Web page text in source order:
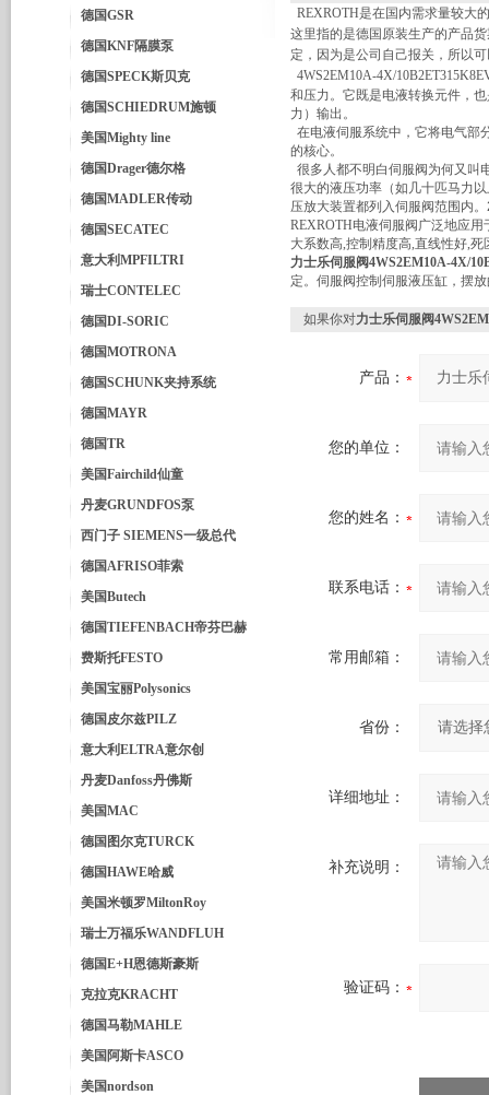
德国GSR
德国KNF隔膜泵
德国SPECK斯贝克
德国SCHIEDRUM施顿
美国Mighty line
德国Drager德尔格
德国MADLER传动
德国SECATEC
意大利MPFILTRI
瑞士CONTELEC
德国DI-SORIC
德国MOTRONA
德国SCHUNK夹持系统
德国MAYR
德国TR
美国Fairchild仙童
丹麦GRUNDFOS泵
西门子 SIEMENS一级总代
德国AFRISO菲索
美国Butech
德国TIEFENBACH帝芬巴赫
费斯托FESTO
美国宝丽Polysonics
德国皮尔兹PILZ
意大利ELTRA意尔创
丹麦Danfoss丹佛斯
美国MAC
德国图尔克TURCK
德国HAWE哈威
美国米顿罗MiltonRoy
瑞士万福乐WANDFLUH
德国E+H恩德斯豪斯
克拉克KRACHT
德国马勒MAHLE
美国阿斯卡ASCO
美国nordson
REXROTH是在国内需求量较大
这里指的是德国原装生产的产品
定，因为是公司自己报关，所以
4WS2EM10A-4X/
和压力。它既是电液转换元件，
力）输出。
在电液伺服系统中，它将电气部
的核心。
很多人都不明白伺服阀为何又叫
很大的液压功率（如几十匹马力
压放大装置都列入伺服阀范围内
REXROTH电液伺服阀广泛地应
大系数高,控制精度高,直线性好,
力士乐伺服阀4WS2EM10A-4X/
定。伺服阀控制伺服液压缸，摆
如果你对力士乐伺服阀
产品：
您的单位：
您的姓名：
联系电话：
常用邮箱：
省份：
详细地址：
补充说明：
验证码：